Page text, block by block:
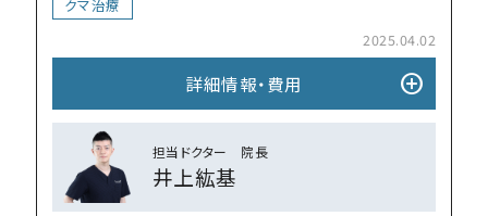
クマ治療
2025.04.02
詳細情報・費⽤ add_circle
担当ドクター 院⻑
井上紘基